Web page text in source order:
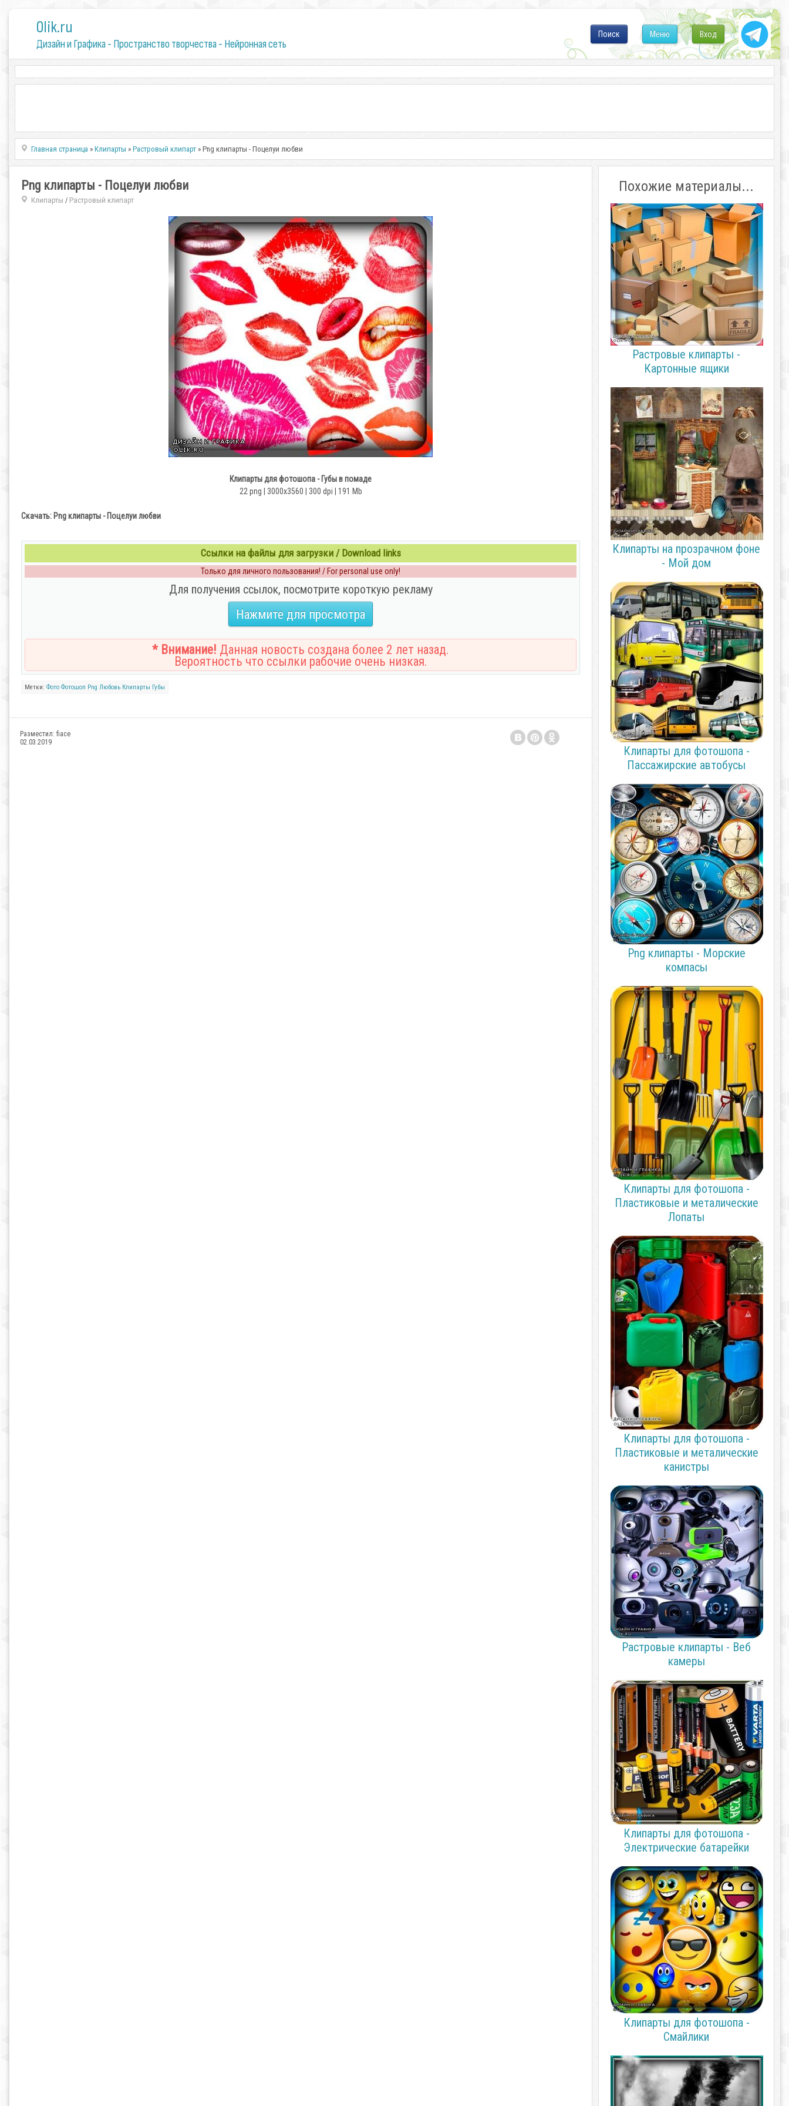
0lik.ru
Дизайн и Графика - Пространство творчества - Нейронная сеть
Вход
Меню
Поиск
Главная страница »Клипарты »Растровый клипарт » Png клипарты - Поцелуи любви
Png клипарты - Поцелуи любви
Клипарты / Растровый клипарт
Клипарты для фотошопа - Губы в помаде
22 png | 3000х3560 | 300 dpi | 191 Mb
Скачать: Png клипарты - Поцелуи любви
Ссылки на файлы для загрузки / Download links
Только для личного пользования! / For personal use only!
Для получения ссылок, посмотрите короткую рекламу
Нажмите для просмотра
* Внимание! Данная новость создана более 2 лет назад.
Вероятность что ссылки рабочие очень низкая.
Метки: Фото Фотошоп Png Любовь Клипарты Губы
Разместил: fiace
02.03.2019
Похожие материалы...
Растровые клипарты -
Картонные ящики
Клипарты на прозрачном фоне
- Мой дом
Клипарты для фотошопа -
Пассажирские автобусы
Png клипарты - Морские
компасы
Клипарты для фотошопа -
Пластиковые и металические
Лопаты
Клипарты для фотошопа -
Пластиковые и металические
канистры
Растровые клипарты - Веб
камеры
Клипарты для фотошопа -
Электрические батарейки
Клипарты для фотошопа -
Смайлики